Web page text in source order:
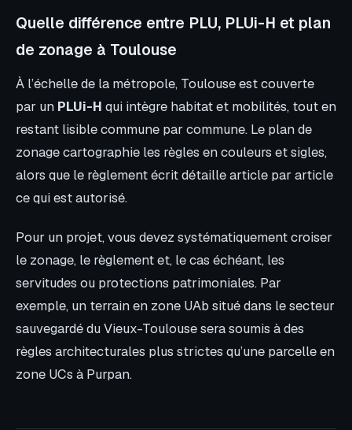
Quelle différence entre PLU, PLUi-H et plan
de zonage à Toulouse
À l’échelle de la métropole, Toulouse est couverte
par un PLUi-H qui intègre habitat et mobilités, tout en
restant lisible commune par commune. Le plan de
zonage cartographie les règles en couleurs et sigles,
alors que le règlement écrit détaille article par article
ce qui est autorisé.
Pour un projet, vous devez systématiquement croiser
le zonage, le règlement et, le cas échéant, les
servitudes ou protections patrimoniales. Par
exemple, un terrain en zone UAb situé dans le secteur
sauvegardé du Vieux-Toulouse sera soumis à des
règles architecturales plus strictes qu’une parcelle en
zone UCs à Purpan.